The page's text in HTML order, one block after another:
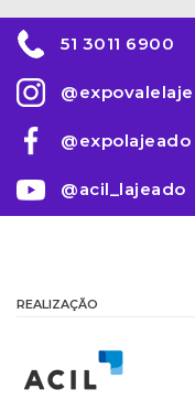
51 3011 6900
@expolajeado
@acil_lajeado
REALIZAÇÃO